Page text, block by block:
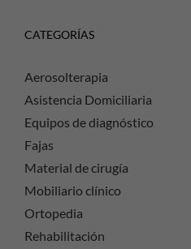
CATEGORÍAS
Aerosolterapia
Asistencia Domiciliaria
Equipos de diagnóstico
Fajas
Material de cirugía
Mobiliario clínico
Ortopedia
Rehabilitación